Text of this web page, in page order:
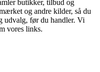
butikker, tilbud og
og andre kilder, så du
udvalg, før du handler. Vi
vores links.